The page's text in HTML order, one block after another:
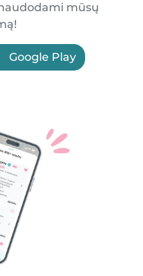
mūsų
Google Play